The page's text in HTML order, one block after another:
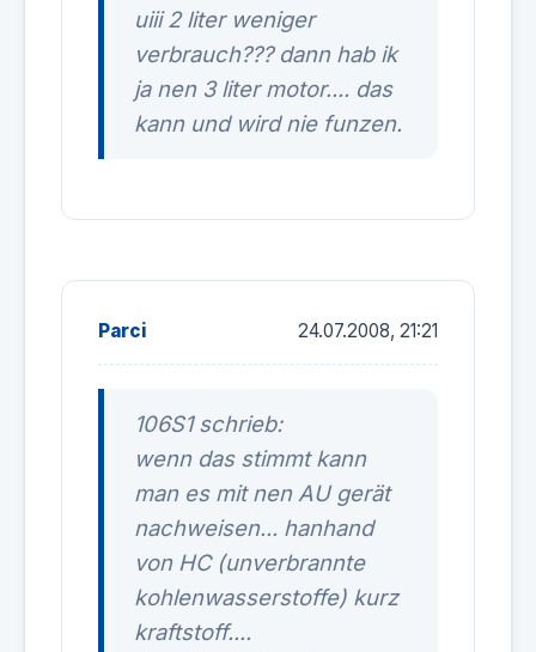
uiii 2 liter weniger
verbrauch??? dann hab ik
ja nen 3 liter motor.... das
kann und wird nie funzen.
Parci 24.07.2008, 21:21
106S1 schrieb:
wenn das stimmt kann
man es mit nen AU gerät
nachweisen... hanhand
von HC (unverbrannte
kohlenwasserstoffe) kurz
kraftstoff....